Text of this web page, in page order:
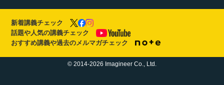
新着講義チェック
話題や人気の講義チェック
おすすめ講義や過去のメルマガチェック
© 2014-2026 Imagineer Co., Ltd.